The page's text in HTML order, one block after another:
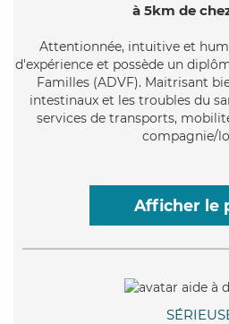
à 5km de
Attentionnée, intuitive et
d'expérience et possède un
Familles (ADVF). Maitrisant
intestinaux et les troubles du
services de transports,
compagnie/
Afficher le